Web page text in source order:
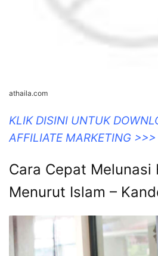
athaila.com
KLIK DISINI UNTUK
AFFILIATE MARKETING >>>
Cara Cepat Melunasi
Menurut Islam –